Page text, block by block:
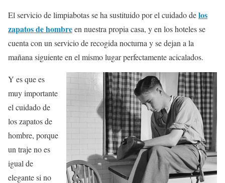
El servicio de limpiabotas se ha sustituido por el cuidado delos
zapatos de hombreen nuestra propia casa, y en los hoteles se
cuenta con un servicio de recogida nocturna y se dejan a la
mañana siguiente en el mismo lugar perfectamente acicalados.
Y es que es
muy importante
el cuidado de
los zapatos de
hombre, porque
un traje no es
igual de
elegante si no